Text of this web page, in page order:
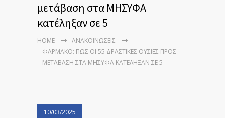
μετάβαση στα ΜΗΣΥΦΑ
κατέληξαν σε 5
HOME
ΑΝΑΚΟΙΝΏΣΕΙΣ
ΦΆΡΜΑΚΟ: ΠΏΣ ΟΙ 55 ΔΡΑΣΤΙΚΈΣ ΟΥΣΊΕΣ ΠΡΟΣ
ΜΕΤΆΒΑΣΗ ΣΤΑ ΜΗΣΥΦΑ ΚΑΤΈΛΗΞΑΝ ΣΕ 5
10/03/2025